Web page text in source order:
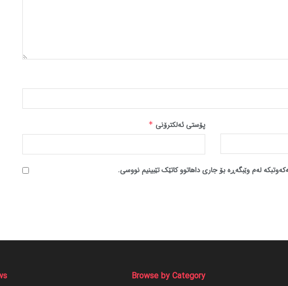
پۆستی ئەلکترۆنی *
لەم وێبگەڕە بۆ جاری داهاتوو کاتێک تێبینیم نووسی.
Browse by Category